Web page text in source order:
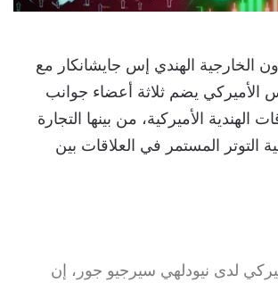
الخارجية الهندي إس جايشانكار مع
الأميركي يضم ثلاثة أعضاء جوانب
الهندية الأميركية، من بينها التجارة
التوتر المستمر في العلاقات بين
لدى نيودلهي سيرجيو جور، إن